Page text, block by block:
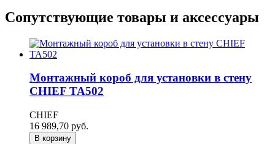
Сопутствующие товары и аксессуары
Монтажный короб для установки в стену
CHIEF TA502
CHIEF
16 989,70 руб.
В корзину